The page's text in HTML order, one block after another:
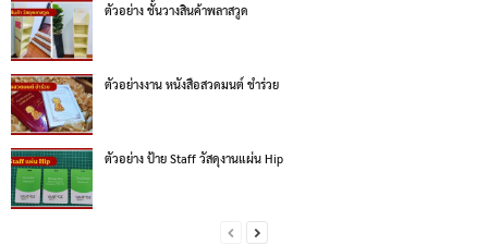
ตัวอย่าง ชั้นวางสินค้าพลาสวูด
ตัวอย่างงาน หนังสือสวดมนต์ ชำร่วย
ตัวอย่าง ป้าย Staff วัสดุงานแผ่น Hip